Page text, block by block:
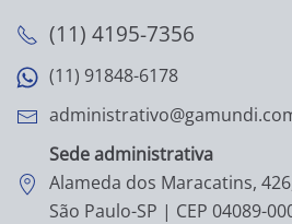
(11) 4195-7356
(11) 91848-6178
Sede administrativa
Alameda dos Maracatins,
São Paulo-SP | CEP 04089-